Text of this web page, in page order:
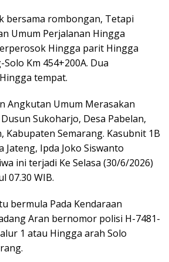
bersama rombongan, Tetapi
Umum Perjalanan Hingga
Hingga parit Hingga
Km 454+200A. Dua
tempat.
Angkutan Umum Merasakan
Sukoharjo, Desa Pabelan,
Kabupaten Semarang. Kasubnit 1B
Jateng, Ipda Joko Siswanto
ini terjadi Ke Selasa (30/6/2026)
07.30 WIB.
bermula Pada Kendaraan
Aran bernomor polisi H-7481-
1 atau Hingga arah Solo